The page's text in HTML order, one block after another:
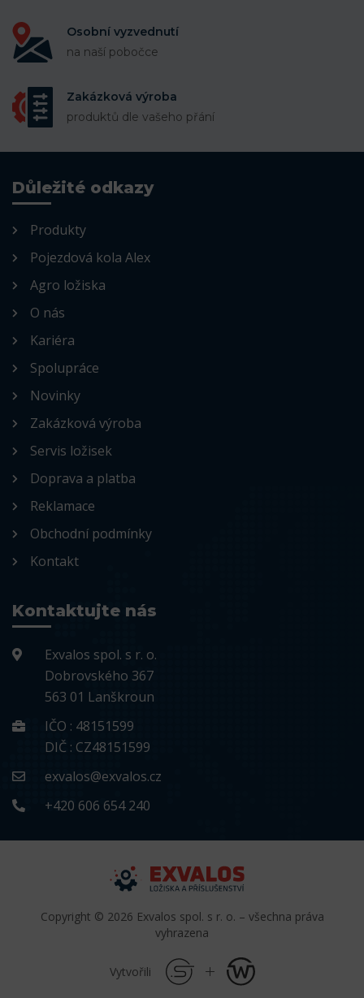
Osobní vyzvednutí
na naší pobočce
Zakázková výroba
produktů dle vašeho přání
Důležité odkazy
Produkty
Pojezdová kola Alex
Agro ložiska
O nás
Kariéra
Spolupráce
Novinky
Zakázková výroba
Servis ložisek
Doprava a platba
Reklamace
Obchodní podmínky
Kontakt
Kontaktujte nás
Exvalos spol. s r. o.
Dobrovského 367
563 01 Lanškroun
IČO : 48151599
DIČ : CZ48151599
exvalos@exvalos.cz
+420 606 654 240
Copyright © 2026 Exvalos spol. s r. o. – všechna práva
vyhrazena
Vytvořili